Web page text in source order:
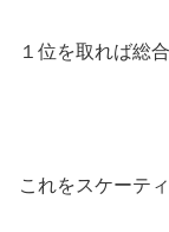
１位を取れば総
これをスケーテ